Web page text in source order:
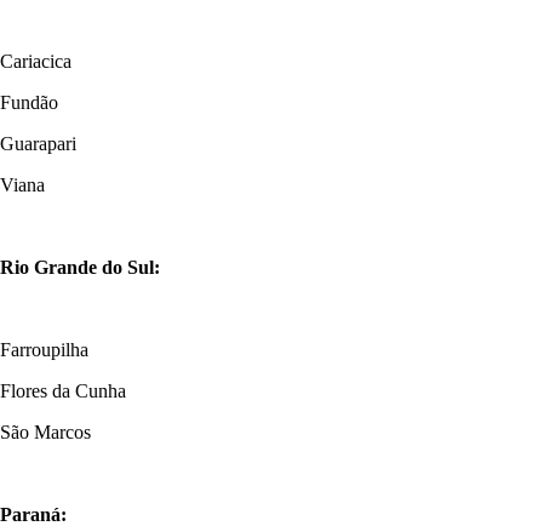
Cariacica
Fundão
Guarapari
Viana
Rio Grande do Sul:
Farroupilha
Flores da Cunha
São Marcos
Paraná: